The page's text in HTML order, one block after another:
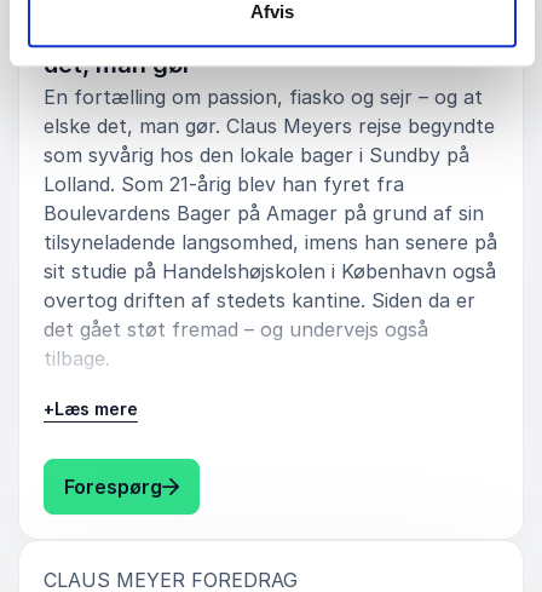
Afvis
Udnyt jeres potentiale – om at elske
det, man gør
En fortælling om passion, fiasko og sejr – og at
elske det, man gør. Claus Meyers rejse begyndte
som syvårig hos den lokale bager i Sundby på
Lolland. Som 21-årig blev han fyret fra
Boulevardens Bager på Amager på grund af sin
tilsyneladende langsomhed, imens han senere på
sit studie på Handelshøjskolen i København også
overtog driften af stedets kantine. Siden da er
det gået støt fremad – og undervejs også
tilbage.
Claus Meyer har aldrig sat langsigtede planer for
altid været åben over for nye udfordringer. Han
har fulgt sit hjerte og udviklet sit talent for at
drive virksomheder og kommunikere kvalitet.
Få indblik i erfaringen fra åbningen af noma,
+Læs mere
Forespørg: Claus Meyer Udnyt jeres potentiale –
CLAUS MEYER FOREDRAG